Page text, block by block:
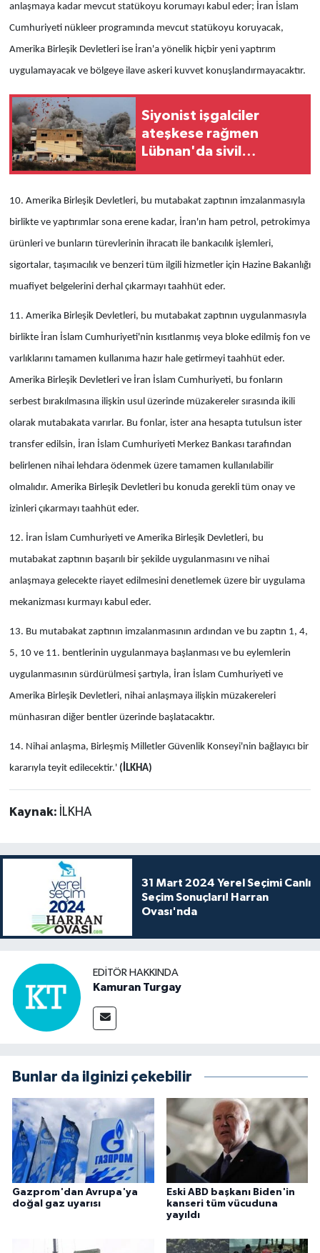
anlaşmaya kadar mevcut statükoyu korumayı kabul eder; İran İslam
Cumhuriyeti nükleer programında mevcut statükoyu koruyacak,
Amerika Birleşik Devletleri ise İran'a yönelik hiçbir yeni yaptırım
uygulamayacak ve bölgeye ilave askeri kuvvet konuşlandırmayacaktır.
Siyonist işgalciler
ateşkese rağmen
Lübnan'da sivil
10. Amerika Birleşik Devletleri, bu mutabakat zaptının imzalanmasıyla
birlikte ve yaptırımlar sona erene kadar, İran'ın ham petrol, petrokimya
ürünleri ve bunların türevlerinin ihracatı ile bankacılık işlemleri,
sigortalar, taşımacılık ve benzeri tüm ilgili hizmetler için Hazine Bakanlığı
muafiyet belgelerini derhal çıkarmayı taahhüt eder.
11. Amerika Birleşik Devletleri, bu mutabakat zaptının uygulanmasıyla
birlikte İran İslam Cumhuriyeti'nin kısıtlanmış veya bloke edilmiş fon ve
varlıklarını tamamen kullanıma hazır hale getirmeyi taahhüt eder.
Amerika Birleşik Devletleri ve İran İslam Cumhuriyeti, bu fonların
serbest bırakılmasına ilişkin usul üzerinde müzakereler sırasında ikili
olarak mutabakata varırlar. Bu fonlar, ister ana hesapta tutulsun ister
transfer edilsin, İran İslam Cumhuriyeti Merkez Bankası tarafından
belirlenen nihai lehdara ödenmek üzere tamamen kullanılabilir
olmalıdır. Amerika Birleşik Devletleri bu konuda gerekli tüm onay ve
izinleri çıkarmayı taahhüt eder.
12. İran İslam Cumhuriyeti ve Amerika Birleşik Devletleri, bu
mutabakat zaptının başarılı bir şekilde uygulanmasını ve nihai
anlaşmaya gelecekte riayet edilmesini denetlemek üzere bir uygulama
mekanizması kurmayı kabul eder.
13. Bu mutabakat zaptının imzalanmasının ardından ve bu zaptın 1, 4,
5, 10 ve 11. bentlerinin uygulanmaya başlanması ve bu eylemlerin
uygulanmasının sürdürülmesi şartıyla, İran İslam Cumhuriyeti ve
Amerika Birleşik Devletleri, nihai anlaşmaya ilişkin müzakereleri
münhasıran diğer bentler üzerinde başlatacaktır.
14. Nihai anlaşma, Birleşmiş Milletler Güvenlik Konseyi'nin bağlayıcı bir
kararıyla teyit edilecektir.' (İLKHA)
Kaynak: İLKHA
31 Mart 2024 Yerel Seçimi Canlı
Seçim Sonuçları! Harran
Ovası'nda
EDITÖR HAKKINDA
Kamuran Turgay
Bunlar da ilginizi çekebilir
Gazprom'dan Avrupa'ya
doğal gaz uyarısı
Eski ABD başkanı Biden'in
kanseri tüm vücuduna
yayıldı